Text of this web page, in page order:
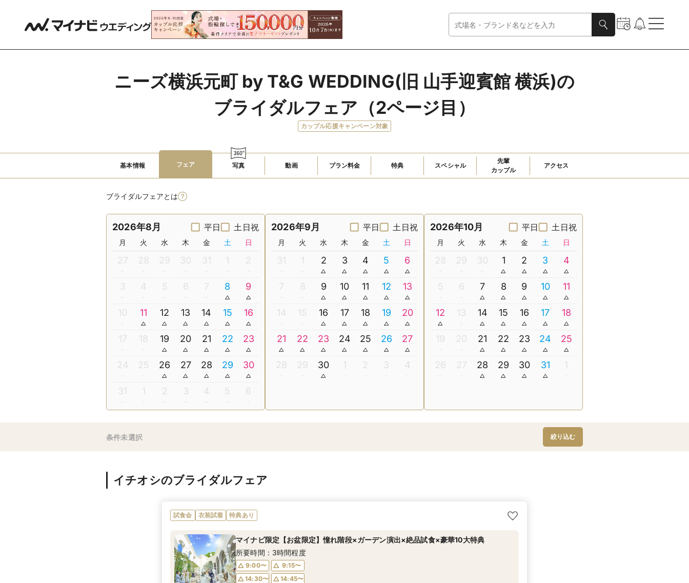
ニーズ横浜元町 by T&G WEDDING(旧 山手迎賓館 横浜)の
ブライダルフェア（2ページ目）
カップル応援キャンペーン対象
基本情報 フェア 写真 動画 プラン料金 特典 スペシャル
先輩
カップル
アクセス
ブライダルフェアとは
2026年8月 平日 土日祝
月 火 水 木 金 土 日
27 28 29 30 31 1 2
3 4 5 6 7 8 9
10 11 12 13 14 15 16
17 18 19 20 21 22 23
24 25 26 27 28 29 30
31 1 2 3 4 5 6
2026年9月 平日 土日祝
月 火 水 木 金 土 日
31 1 2 3 4 5 6
7 8 9 10 11 12 13
14 15 16 17 18 19 20
21 22 23 24 25 26 27
28 29 30 1 2 3 4
2026年10月 平日 土日祝
月 火 水 木 金 土 日
28 29 30 1 2 3 4
5 6 7 8 9 10 11
12 13 14 15 16 17 18
19 20 21 22 23 24 25
26 27 28 29 30 31 1
条件未選択 絞り込む
イチオシのブライダルフェア
試食会 衣装試着 特典あり
マイナビ限定【お盆限定】憧れ階段×ガーデン演出×絶品試食×豪華10大特典
所要時間：3時間程度
9:00〜
9:15〜
14:30〜
14:45〜